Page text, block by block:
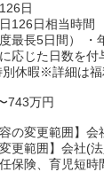
日
126日相当時間
最長5日間） ・
応じた日数を
別休暇※詳細は
743万円
容の変更範囲】
更範囲】会社(
保険、育児短